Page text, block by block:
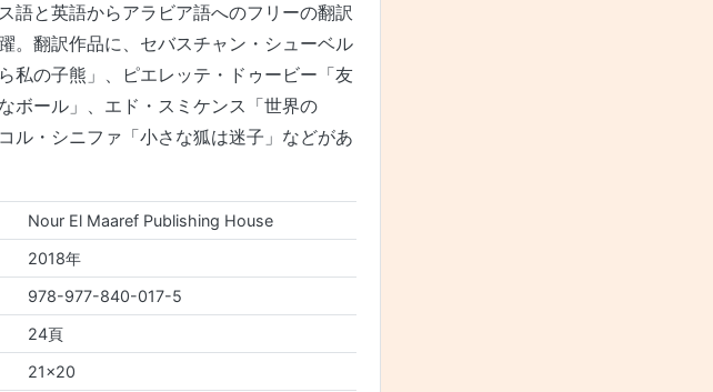
語と英語からアラビア語へのフリーの翻訳
。翻訳作品に、セバスチャン・シューベル
私の子熊」、ピエレッテ・ドゥービー「友
ボール」、エド・スミケンス「世界の
ル・シニファ「小さな狐は迷子」などがあ
Nour El Maaref Publishing House
2018年
978-977-840-017-5
24頁
21×20